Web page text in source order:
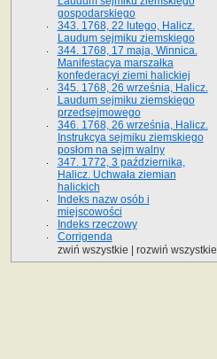
gospodarskiego
343. 1768, 22 lutego, Halicz.
Laudum sejmiku ziemskiego
344. 1768, 17 maja, Winnica.
Manifestacya marszałka
konfederacyi ziemi halickiej
345. 1768, 26 września, Halicz.
Laudum sejmiku ziemskiego
przedsejmowego
346. 1768, 26 września, Halicz.
Instrukcya sejmiku ziemskiego
posłom na sejm walny
347. 1772, 3 października,
Halicz. Uchwała ziemian
halickich
Indeks nazw osób i
miejscowości
Indeks rzeczowy
Corrigenda
zwiń wszystkie
rozwiń wszystkie